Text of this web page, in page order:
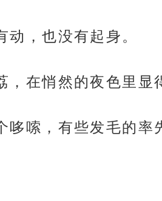
，也没有起身。
在悄然的夜色里显
嗦，有些发毛的率